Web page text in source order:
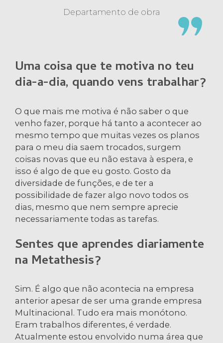
Departamento de obra
Uma coisa que te motiva no teu
dia-a-dia, quando vens trabalhar?
O que mais me motiva é não saber o que
venho fazer, porque há tanto a acontecer ao
mesmo tempo que muitas vezes os planos
para o meu dia saem trocados, surgem
coisas novas que eu não estava à espera, e
isso é algo de que eu gosto. Gosto da
diversidade de funções, e de ter a
possibilidade de fazer algo novo todos os
dias, mesmo que nem sempre aprecie
necessariamente todas as tarefas.
Sentes que aprendes diariamente
na Metathesis?
Sim. É algo que não acontecia na empresa
anterior apesar de ser uma grande empresa
Multinacional. Tudo era mais monótono.
Eram trabalhos diferentes, é verdade.
Atualmente estou envolvido numa área que